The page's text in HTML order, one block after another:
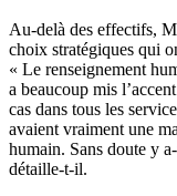
Au-delà des effectifs,
choix stratégiques qui
« Le renseignement
a beaucoup mis
cas dans tous les
avaient vraiment une
humain. Sans doute y
détaille-t-il.